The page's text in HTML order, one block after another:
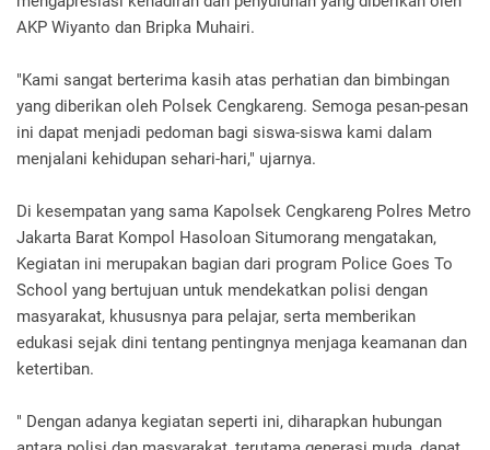
AKP Wiyanto dan Bripka Muhairi.
"Kami sangat berterima kasih atas perhatian dan bimbingan
yang diberikan oleh Polsek Cengkareng. Semoga pesan-pesan
ini dapat menjadi pedoman bagi siswa-siswa kami dalam
menjalani kehidupan sehari-hari," ujarnya.
Di kesempatan yang sama Kapolsek Cengkareng Polres Metro
Jakarta Barat Kompol Hasoloan Situmorang mengatakan,
Kegiatan ini merupakan bagian dari program Police Goes To
School yang bertujuan untuk mendekatkan polisi dengan
masyarakat, khususnya para pelajar, serta memberikan
edukasi sejak dini tentang pentingnya menjaga keamanan dan
ketertiban.
" Dengan adanya kegiatan seperti ini, diharapkan hubungan